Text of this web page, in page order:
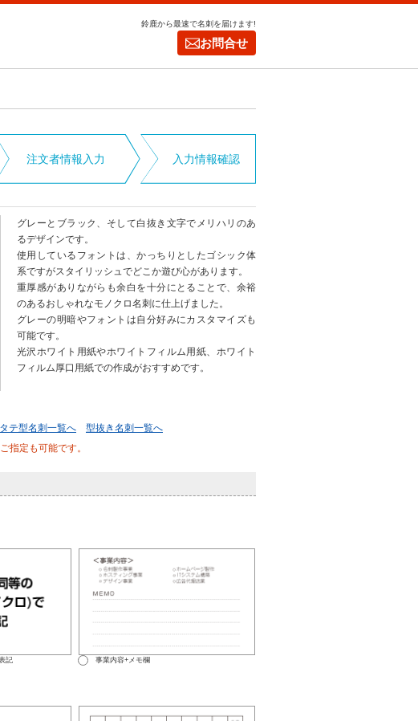
鈴鹿から最速で名刺を届けます!
お問合せ
注文者情報入力 入力情報確認
グレーとブラック、そして白抜き文字でメリハリのあ
るデザインです。
使用しているフォントは、かっちりとしたゴシック体
系ですがスタイリッシュでどこか遊び心があります。
重厚感がありながらも余白を十分にとることで、余裕
のあるおしゃれなモノクロ名刺に仕上げました。
グレーの明暗やフォントは自分好みにカスタマイズも
可能です。
光沢ホワイト用紙やホワイトフィルム用紙、ホワイト
フィルム厚口用紙での作成がおすすめです。
タテ型名刺一覧へ
型抜き名刺一覧へ
指定も可能です。
記 事業内容+メモ欄